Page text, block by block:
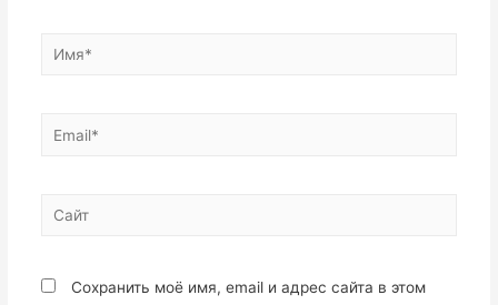
Имя*
Email*
Сайт
Сохранить моё имя, email и адрес сайта в этом